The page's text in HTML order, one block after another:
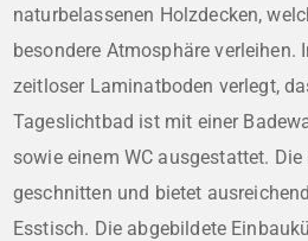
naturbelassenen Holzdecken,
besondere Atmosphäre verleihen.
zeitloser Laminatboden verlegt,
Tageslichtbad ist mit einer
sowie einem WC ausgestattet.
geschnitten und bietet
Esstisch. Die abgebildete